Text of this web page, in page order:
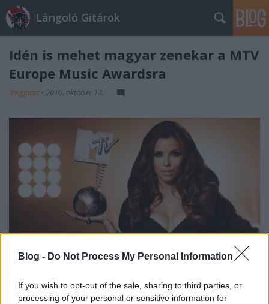
Blog - Do Not Process My Personal Information
If you wish to opt-out of the sale, sharing to third parties, or
processing of your personal or sensitive information for
Lángoló Gitárok
Idén is mehet magyar zenekar a MTV
Europe Music Awardsra
lánggitár • 2010. október 13.